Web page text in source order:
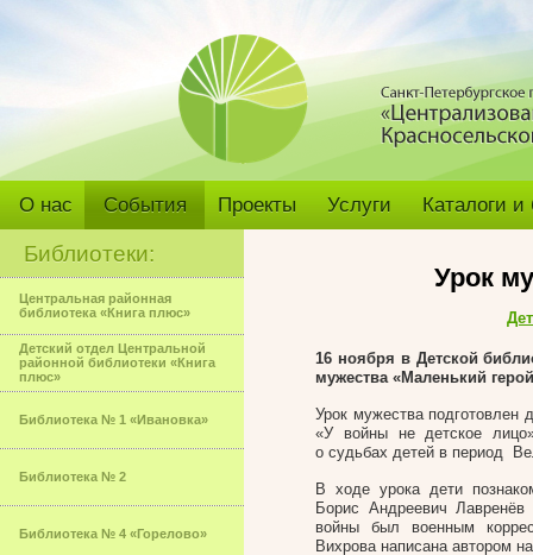
О нас События Проекты Услуги Каталоги
Библиотеки:
Центральная районная
библиотека «Книга плюс»
Детский отдел Центральной
районной библиотеки «Книга
плюс»
Библиотека № 1 «Ивановка»
Библиотека № 2
Библиотека № 4 «Горелово»
Урок
16 ноября в Детской
мужества «Маленький
Урок мужества подготовлен
«У войны не детское
о судьбах детей в период
В ходе урока дети
Борис Андреевич Лавренёв
войны был военным
Вихрова написана автором